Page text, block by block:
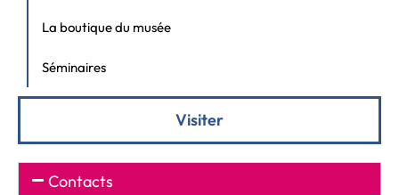
La boutique du musée
Séminaires
Visiter
Contacts